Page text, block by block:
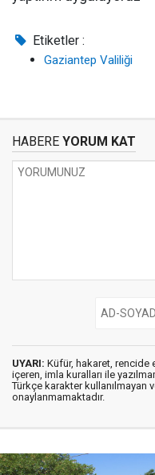
Etiketler :
Gaziantep Valiliği
HABERE YORUM KAT
UYARI: Küfür, hakaret, rencide
içeren, imla kuralları ile
Türkçe karakter kullanılmayan
onaylanmamaktadır.